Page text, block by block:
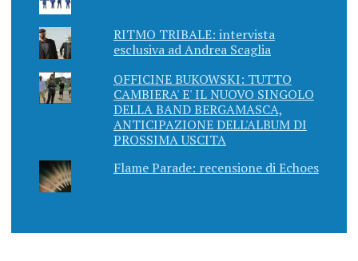
RITMO TRIBALE: intervista
esclusiva ad Andrea Scaglia
OFFICINE BUKOWSKI: TUTTO
CAMBIERA' E' IL NUOVO SINGOLO
DELLA BAND BERGAMASCA,
ANTICIPAZIONE DELL'ALBUM DI
PROSSIMA USCITA
Flame Parade: recensione di Echoes